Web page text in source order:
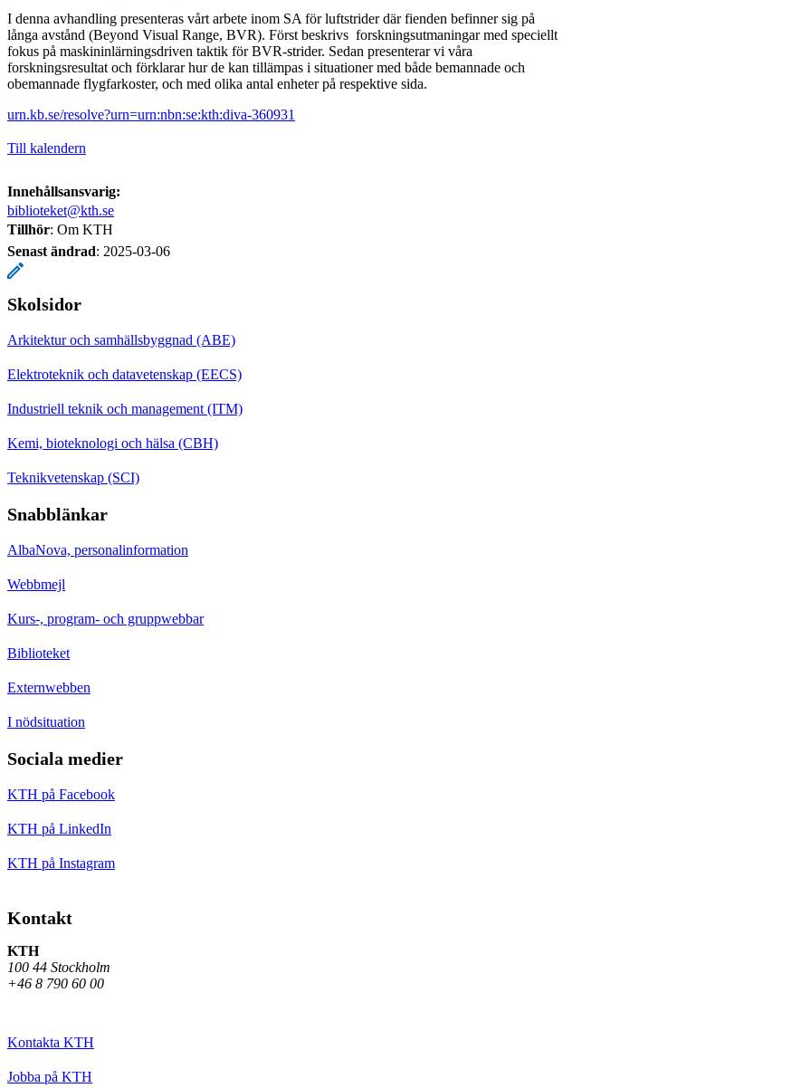
I denna avhandling presenteras vårt arbete inom SA för luftstrider där fienden befinner sig på
långa avstånd (Beyond Visual Range, BVR). Först beskrivs forskningsutmaningar med speciellt
fokus på maskininlärningsdriven taktik för BVR-strider. Sedan presenterar vi våra
forskningsresultat och förklarar hur de kan tillämpas i situationer med både bemannade och
obemannade flygfarkoster, och med olika antal enheter på respektive sida.
urn.kb.se/resolve?urn=urn:nbn:se:kth:diva-360931
Till kalendern
Innehållsansvarig:
biblioteket@kth.se
Tillhör: Om KTH
Senast ändrad: 2025-03-06
Skolsidor
Arkitektur och samhällsbyggnad (ABE)
Elektroteknik och datavetenskap (EECS)
Industriell teknik och management (ITM)
Kemi, bioteknologi och hälsa (CBH)
Teknikvetenskap (SCI)
Snabblänkar
AlbaNova, personalinformation
Webbmejl
Kurs-, program- och gruppwebbar
Biblioteket
Externwebben
I nödsituation
Sociala medier
KTH på Facebook
KTH på LinkedIn
KTH på Instagram
Kontakt
KTH
100 44 Stockholm
+46 8 790 60 00
Kontakta KTH
Jobba på KTH